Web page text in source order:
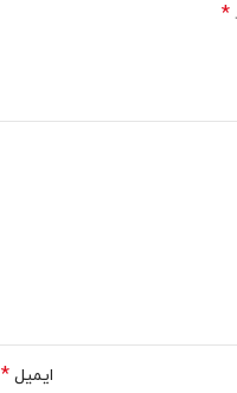
*
ایمیل *